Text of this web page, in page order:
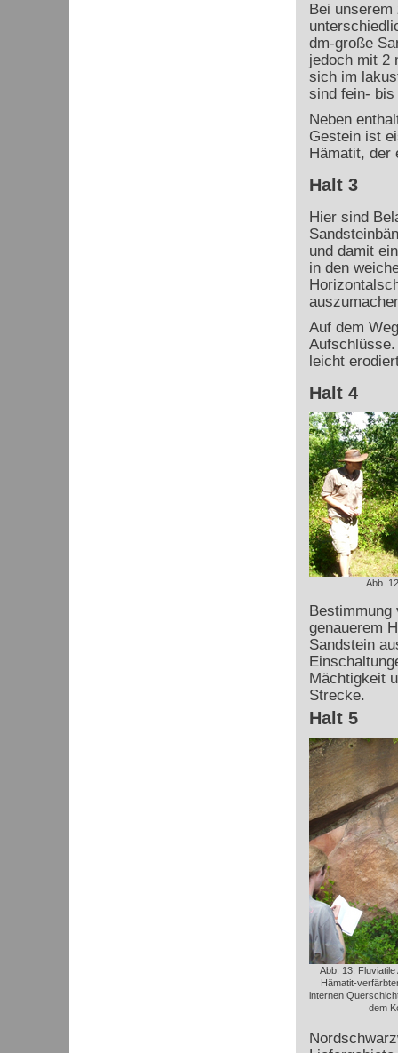
Bei
dm-große
jedoch mit 2
sich im
sind fein-
Neben
Gestein ist
Hämatit, der
Halt 3
Hier sind
und damit
in den
Auf dem
leicht
Halt 4
Abb.
Bestimmung
genauerem
Sandstein
Mächtigkeit
Strecke.
Halt 5
Abb. 13: Fluviatile
Hämatit-
internen
dem